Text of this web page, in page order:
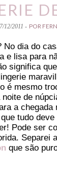
12/2011 - POR
No dia do
e lisa para
significa
é mesmo
de
a
tudo
Pode ser
Separei
que são